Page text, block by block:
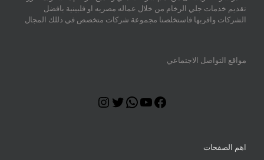
تقديم خدمات جلي الرخام من خلال عماله مصريه او فلبينية بافضل
الشركات واقربها فاستخلصنا مجموعة شركات متخصص في ذللك المجال
مواقع التواصل الاجتماعي
Facebook
YouTube
WhatsApp
Twitter
اهم الصفحات